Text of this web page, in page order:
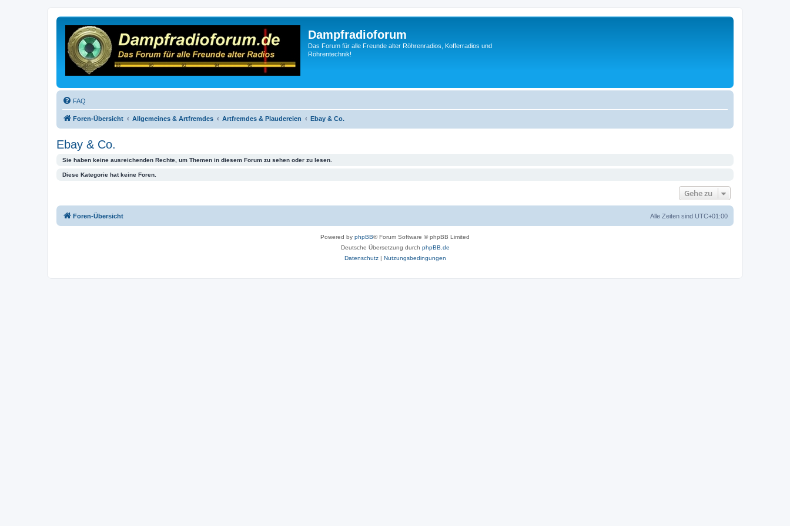
Dampfradioforum
Das Forum für alle Freunde alter Röhrenradios, Kofferradios und
Röhrentechnik!
FAQ
Foren-Übersicht Allgemeines & Artfremdes Artfremdes & Plaudereien Ebay & Co.
Ebay & Co.
Sie haben keine ausreichenden Rechte, um Themen in diesem Forum zu sehen oder zu lesen.
Diese Kategorie hat keine Foren.
Gehe zu
Foren-Übersicht Alle Zeiten sind UTC+01:00
Powered by phpBB® Forum Software © phpBB Limited
Deutsche Übersetzung durch phpBB.de
Datenschutz| Nutzungsbedingungen